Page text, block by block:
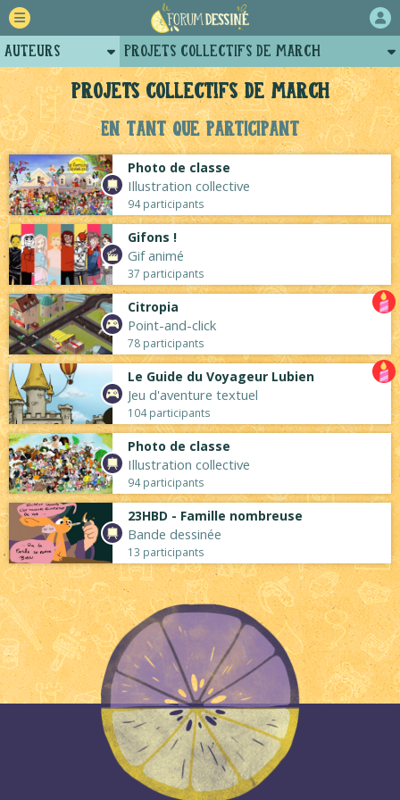
Projets collectifs de March
En tant que participant
Photo de classe
Illustration collective
94 participants
Gifons !
Gif animé
37 participants
Citropia
Point-and-click
78 participants
Le Guide du Voyageur Lubien
Jeu d'aventure textuel
104 participants
Photo de classe
Illustration collective
94 participants
23HBD - Famille nombreuse
Bande dessinée
13 participants
Auteurs
Retour
Forum
Projets
Tutoriels
Projets collectifs de March
Profil de march
Posts de march
Arènes de march